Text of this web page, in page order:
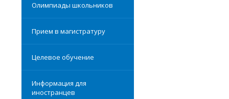
Олимпиады школьников
Прием в магистратуру
Целевое обучение
Информация для
иностранцев